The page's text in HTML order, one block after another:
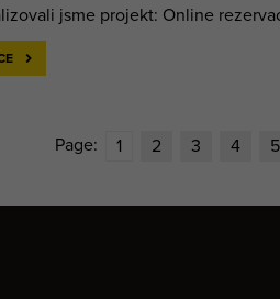
jsme projekt: Online
Page: 1 2 3 4 5